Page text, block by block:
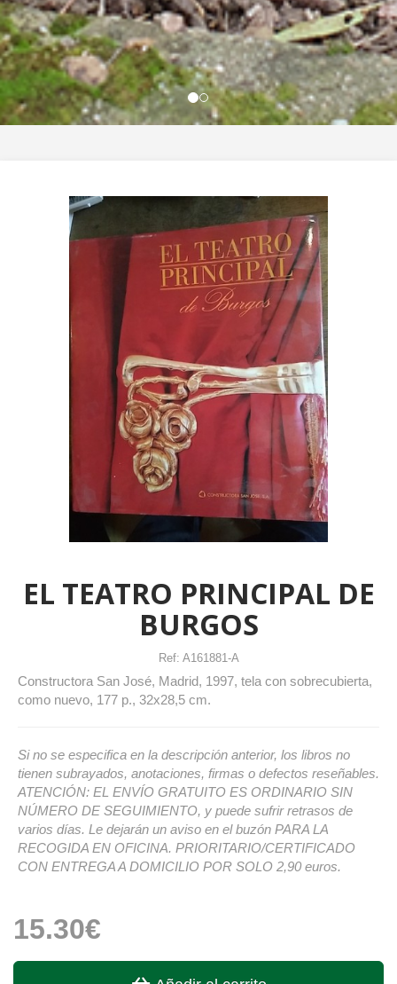
EL TEATRO PRINCIPAL DE
BURGOS
Ref: A161881-A
Constructora San José, Madrid, 1997, tela con sobrecubierta,
como nuevo, 177 p., 32x28,5 cm.
Si no se especifica en la descripción anterior, los libros no
tienen subrayados, anotaciones, firmas o defectos reseñables.
ATENCIÓN: EL ENVÍO GRATUITO ES ORDINARIO SIN
NÚMERO DE SEGUIMIENTO, y puede sufrir retrasos de
varios días. Le dejarán un aviso en el buzón PARA LA
RECOGIDA EN OFICINA. PRIORITARIO/CERTIFICADO
CON ENTREGA A DOMICILIO POR SOLO 2,90 euros.
15.30€